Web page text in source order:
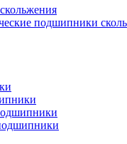
подшипники